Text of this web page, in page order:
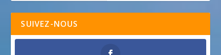
SUIVEZ-NOUS